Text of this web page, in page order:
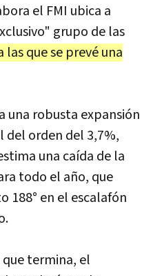
el FMI ubica a
grupo de las
que se prevé una
una robusta expansión
orden del 3,7%,
una caída de la
todo el año, que
188° en el escalafón
que termina, el